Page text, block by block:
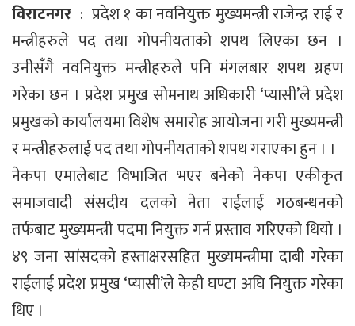
विराटनगर : प्रदेश १ का नवनियुक्त मुख्यमन्त्री राजेन्द्र राई र
मन्त्रीहरुले पद तथा गोपनीयताको शपथ लिएका छन ।
उनीसँगै नवनियुक्त मन्त्रीहरुले पनि मंगलबार शपथ ग्रहण
गरेका छन । प्रदेश प्रमुख सोमनाथ अधिकारी ‘प्यासी’ले प्रदेश
प्रमुखको कार्यालयमा विशेष समारोह आयोजना गरी मुख्यमन्त्री
र मन्त्रीहरुलाई पद तथा गोपनीयताको शपथ गराएका हुन । ।
नेकपा एमालेबाट विभाजित भएर बनेको नेकपा एकीकृत
समाजवादी संसदीय दलको नेता राईलाई गठबन्धनको
तर्फबाट मुख्यमन्त्री पदमा नियुक्त गर्न प्रस्ताव गरिएको थियो ।
४९ जना सांसदको हस्ताक्षरसहित मुख्यमन्त्रीमा दाबी गरेका
राईलाई प्रदेश प्रमुख ‘प्यासी’ले केही घण्टा अघि नियुक्त गरेका
थिए ।